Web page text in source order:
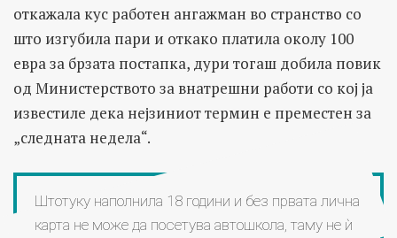
откажала кус работен ангажман во странство со
што изгубила пари и откако платила околу 100
евра за брзата постапка, дури тогаш добила повик
од Министерството за внатрешни работи со кој ја
известиле дека нејзиниот термин е преместен за
„следната недела“.
Штотуку наполнила 18 години и без првата лична
карта не може да посетува автошкола, таму не ѝ